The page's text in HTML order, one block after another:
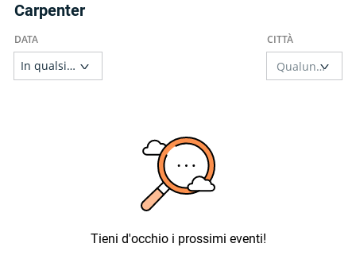
Carpenter
Tieni d'occhio i prossimi eventi!